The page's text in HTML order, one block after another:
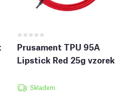
Prusament TPU 95A
Lipstick Red 25g vzorek
Skladem